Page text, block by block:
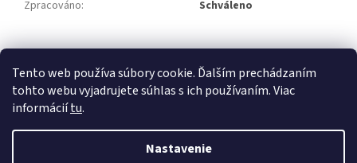
Tento web používa súbory cookie. Ďalším prechádzaním
tohto webu vyjadrujete súhlas s ich používaním. Viac
informáciítu.
Nastavenie
Zpracováno: Schváleno
Z
Vytvoril Shoptet